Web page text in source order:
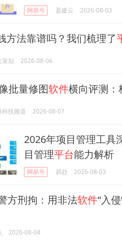
网易号 盈建云 2026-08-03
方法靠谱吗？我们梳理了
策划 2026-08-06
批量修图软件横向评测：
技频道 2026-08-07
2026年项目管理工具
目管理平台能力解析
网易号 易趋 2026-08-03
方刑拘：用非法软件“入
2026-08-04